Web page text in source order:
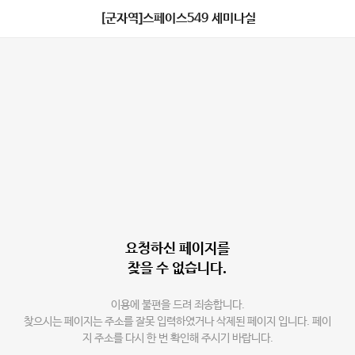
[군자역]스페이스549 세미나실
요청하신 페이지를
찾을 수 없습니다.
이용에 불편을 드려 죄송합니다.
찾으시는 페이지는 주소를 잘못 입력하였거나 삭제된 페이지 입니다. 페이
지 주소를 다시 한 번 확인해 주시기 바랍니다.